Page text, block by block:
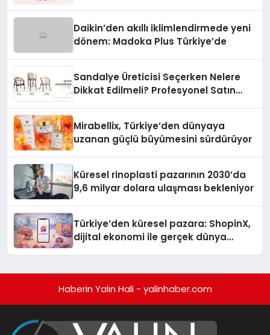
Daikin’den akıllı iklimlendirmede yeni
dönem: Madoka Plus Türkiye’de
Sandalye Üreticisi Seçerken Nelere
Dikkat Edilmeli? Profesyonel Satın
Mirabellix, Türkiye’den dünyaya
uzanan güçlü büyümesini sürdürüyor
Küresel rinoplasti pazarının 2030’da
9,6 milyar dolara ulaşması bekleniyor
Türkiye’den küresel pazara: ShopinX,
dijital ekonomi ile gerçek dünya
Haberin Yalın Hali - yalinhaber.com